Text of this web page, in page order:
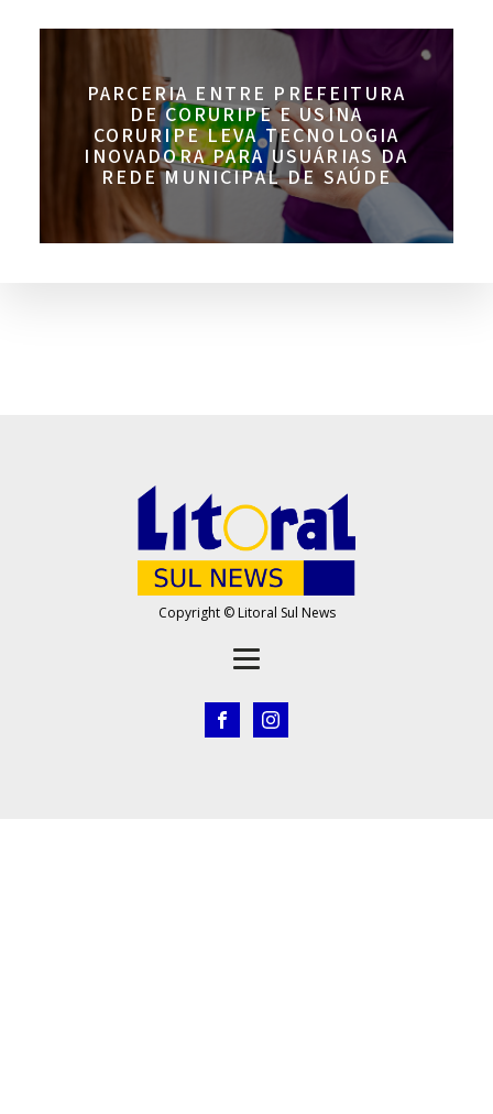
PARCERIA ENTRE PREFEITURA
DE CORURIPE E USINA
CORURIPE LEVA TECNOLOGIA
INOVADORA PARA USUÁRIAS DA
REDE MUNICIPAL DE SAÚDE
Copyright © Litoral Sul News